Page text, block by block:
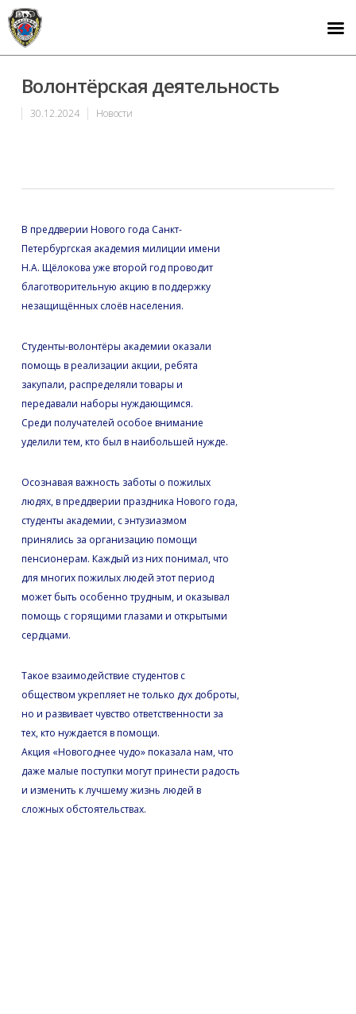
Волонтёрская деятельность
30.12.2024 Новости
В преддверии Нового года Санкт-
Петербургская академия милиции имени
Н.А. Щёлокова уже второй год проводит
благотворительную акцию в поддержку
незащищённых слоёв населения.
Студенты-волонтёры академии оказали
помощь в реализации акции, ребята
закупали, распределяли товары и
передавали наборы нуждающимся.
Среди получателей особое внимание
уделили тем, кто был в наибольшей нужде.
Осознавая важность заботы о пожилых
людях, в преддверии праздника Нового года,
студенты академии, с энтузиазмом
принялись за организацию помощи
пенсионерам. Каждый из них понимал, что
для многих пожилых людей этот период
может быть особенно трудным, и оказывал
помощь с горящими глазами и открытыми
сердцами.
Такое взаимодействие студентов с
обществом укрепляет не только дух доброты,
но и развивает чувство ответственности за
тех, кто нуждается в помощи.
Акция «Новогоднее чудо» показала нам, что
даже малые поступки могут принести радость
и изменить к лучшему жизнь людей в
сложных обстоятельствах.